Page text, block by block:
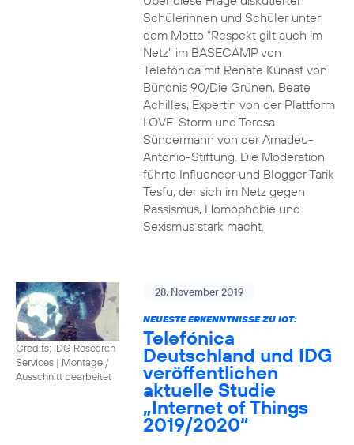
Schülerinnen und Schüler unter
dem Motto “Respekt gilt auch im
Netz” im BASECAMP von
Telefónica mit Renate Künast von
Bündnis 90/Die Grünen, Beate
Achilles, Expertin von der Plattform
LOVE-Storm und Teresa
Sündermann von der Amadeu-
Antonio-Stiftung. Die Moderation
führte Influencer und Blogger Tarik
Tesfu, der sich im Netz gegen
Rassismus, Homophobie und
Sexismus stark macht.
Credits: IDG Research
Services | Montage /
Ausschnitt bearbeitet
28. November 2019
NEUESTE ERKENNTNISSE ZU IOT:
Telefónica
Deutschland und IDG
veröffentlichen
aktuelle Studie
„Internet of Things
2019/2020“